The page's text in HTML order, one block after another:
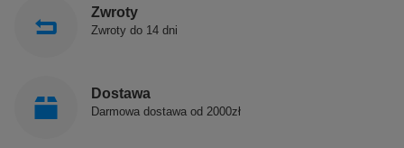
Zwroty
Zwroty do 14 dni
Dostawa
Darmowa dostawa od 2000zł